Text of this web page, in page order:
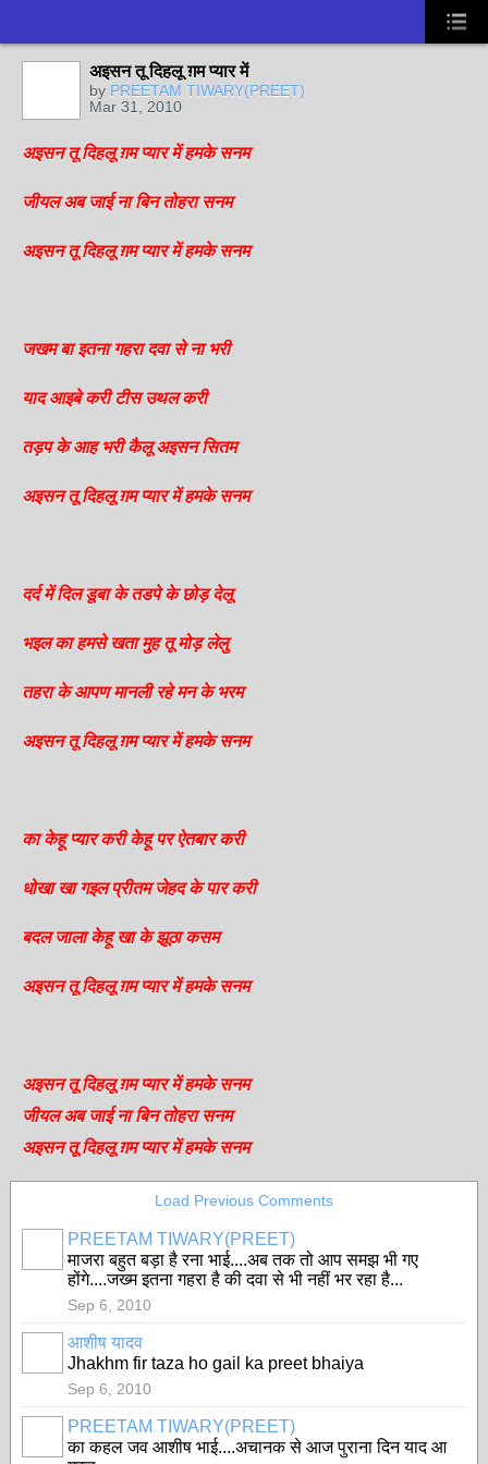
अइसन तू दिहलू ग़म प्यार में
by PREETAM TIWARY(PREET)
Mar 31, 2010
अइसन तू दिहलू ग़म प्यार में हमके सनम
जीयल अब जाई ना बिन तोहरा सनम
अइसन तू दिहलू ग़म प्यार में हमके सनम
जखम बा इतना गहरा दवा से ना भरी
याद आइबे करी टीस उथल करी
तड़प के आह भरी कैलू अइसन सितम
अइसन तू दिहलू ग़म प्यार में हमके सनम
दर्द में दिल डूबा के तडपे के छोड़ देलू
भइल का हमसे खता मुह तू मोड़ लेलु
तहरा के आपण मानली रहे मन के भरम
अइसन तू दिहलू ग़म प्यार में हमके सनम
का केहू प्यार करी केहू पर ऐतबार करी
धोखा खा गइल प्रीतम जेहद के पार करी
बदल जाला केहू खा के झूठा कसम
अइसन तू दिहलू ग़म प्यार में हमके सनम
अइसन तू दिहलू ग़म प्यार में हमके सनम
जीयल अब जाई ना बिन तोहरा सनम
अइसन तू दिहलू ग़म प्यार में हमके सनम
Load Previous Comments
PREETAM TIWARY(PREET)
माजरा बहुत बड़ा है रना भाई....अब तक तो आप समझ भी गए
होंगे....जख्म इतना गहरा है की दवा से भी नहीं भर रहा है...
Sep 6, 2010
आशीष यादव
Jhakhm fir taza ho gail ka preet bhaiya
Sep 6, 2010
PREETAM TIWARY(PREET)
का कहल जव आशीष भाई....अचानक से आज पुराना दिन याद आ